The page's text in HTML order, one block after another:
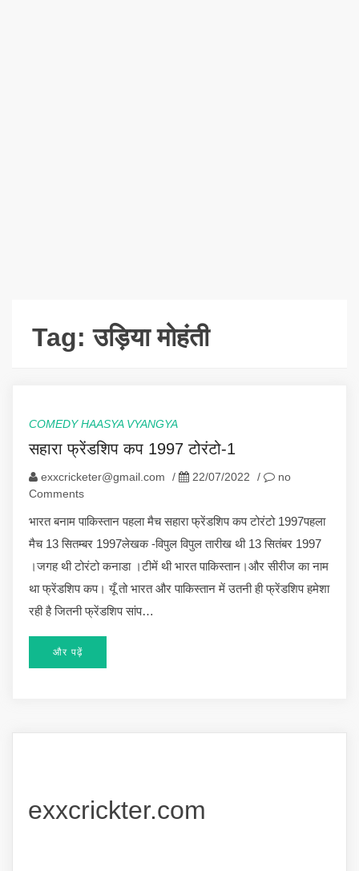
Tag:उड़िया मोहंती
COMEDY HAASYA VYANGYA
सहारा फ्रेंडशिप कप 1997 टोरंटो-1
exxcricketer@gmail.com / 22/07/2022 /
no
Comments
भारत बनाम पाकिस्तान पहला मैच सहारा फ्रेंडशिप कप टोरंटो 1997पहला
मैच 13 सितम्बर 1997लेखक -विपुल विपुल तारीख थी 13 सितंबर 1997
।जगह थी टोरंटो कनाडा ।टीमें थी भारत पाकिस्तान।और सीरीज का नाम
था फ्रेंडशिप कप। यूँ तो भारत और पाकिस्तान में उतनी ही फ्रेंडशिप हमेशा
रही है जितनी फ्रेंडशिप सांप…
और पढ़ें
exxcrickter.com